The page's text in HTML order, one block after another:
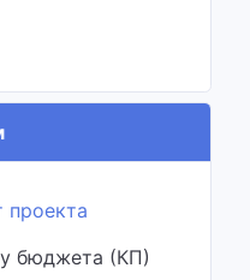
проекта
бюджета (КП)